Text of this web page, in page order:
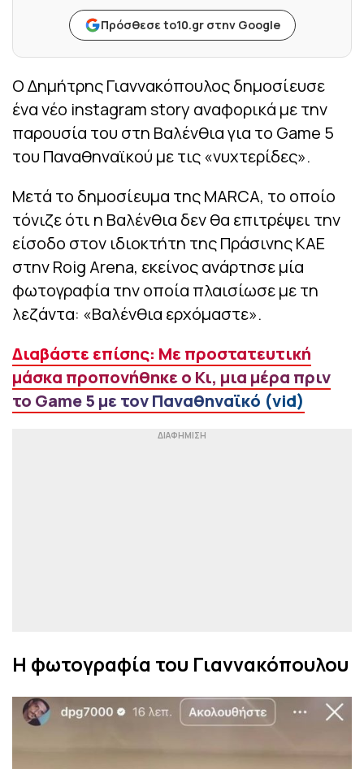
Πρόσθεσε to10.gr στην Google
Ο Δημήτρης Γιαννακόπουλος δημοσίευσε
ένα νέο instagram story αναφορικά με την
παρουσία του στη Βαλένθια για το Game 5
του Παναθηναϊκού με τις «νυχτερίδες».
Μετά το δημοσίευμα της MARCA, το οποίο
τόνιζε ότι η Βαλένθια δεν θα επιτρέψει την
είσοδο στον ιδιοκτήτη της Πράσινης ΚΑΕ
στην Roig Arena, εκείνος ανάρτησε μία
φωτογραφία την οποία πλαισίωσε με τη
λεζάντα: «Βαλένθια ερχόμαστε».
Διαβάστε επίσης: Με προστατευτική
μάσκα προπονήθηκε ο Κι, μια μέρα πριν
το Game 5 με τον Παναθηναϊκό (vid)
Η φωτογραφία του Γιαννακόπουλου